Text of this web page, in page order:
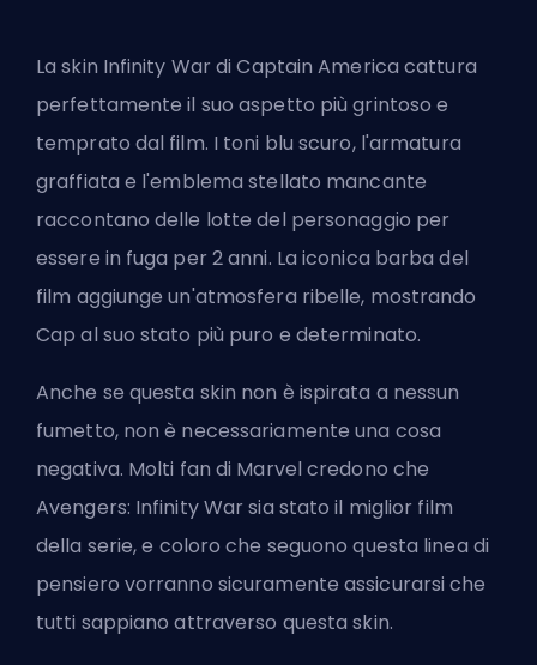
La skin Infinity War di Captain America cattura
perfettamente il suo aspetto più grintoso e
temprato dal film. I toni blu scuro, l'armatura
graffiata e l'emblema stellato mancante
raccontano delle lotte del personaggio per
essere in fuga per 2 anni. La iconica barba del
film aggiunge un'atmosfera ribelle, mostrando
Cap al suo stato più puro e determinato.
Anche se questa skin non è ispirata a nessun
fumetto, non è necessariamente una cosa
negativa. Molti fan di Marvel credono che
Avengers: Infinity War sia stato il miglior film
della serie, e coloro che seguono questa linea di
pensiero vorranno sicuramente assicurarsi che
tutti sappiano attraverso questa skin.